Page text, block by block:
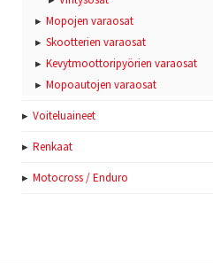
Mopojen varaosat
Skootterien varaosat
Kevytmoottoripyörien varaosat
Mopoautojen varaosat
Voiteluaineet
Renkaat
Motocross / Enduro